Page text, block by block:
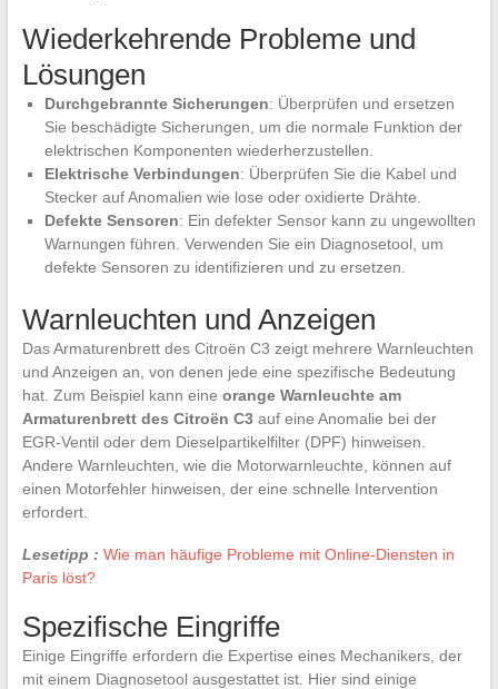
Wiederkehrende Probleme und
Lösungen
Durchgebrannte Sicherungen: Überprüfen und ersetzen
Sie beschädigte Sicherungen, um die normale Funktion der
elektrischen Komponenten wiederherzustellen.
Elektrische Verbindungen: Überprüfen Sie die Kabel und
Stecker auf Anomalien wie lose oder oxidierte Drähte.
Defekte Sensoren: Ein defekter Sensor kann zu ungewollten
Warnungen führen. Verwenden Sie ein Diagnosetool, um
defekte Sensoren zu identifizieren und zu ersetzen.
Warnleuchten und Anzeigen
Das Armaturenbrett des Citroën C3 zeigt mehrere Warnleuchten
und Anzeigen an, von denen jede eine spezifische Bedeutung
hat. Zum Beispiel kann eine orange Warnleuchte am
Armaturenbrett des Citroën C3auf eine Anomalie bei der
EGR-Ventil oder dem Dieselpartikelfilter (DPF) hinweisen.
Andere Warnleuchten, wie die Motorwarnleuchte, können auf
einen Motorfehler hinweisen, der eine schnelle Intervention
erfordert.
Lesetipp : Wie man häufige Probleme mit Online-Diensten in
Paris löst?
Spezifische Eingriffe
Einige Eingriffe erfordern die Expertise eines Mechanikers, der
mit einem Diagnosetool ausgestattet ist. Hier sind einige